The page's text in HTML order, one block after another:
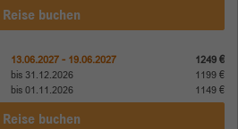
Reise buchen
13.06.2027 - 19.06.2027
bis 31.12.2026
bis 01.11.2026
1249 €
1199 €
1149 €
Reise buchen